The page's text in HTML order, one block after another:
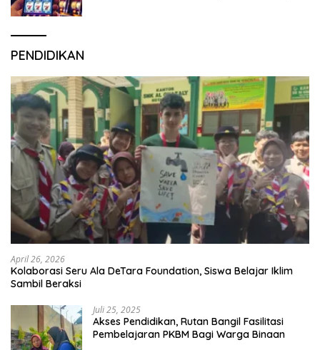
PENDIDIKAN
April 26, 2026
Kolaborasi Seru Ala DeTara Foundation, Siswa Belajar Iklim
Sambil Beraksi
Juli 25, 2025
Akses Pendidikan, Rutan Bangil Fasilitasi
Pembelajaran PKBM Bagi Warga Binaan